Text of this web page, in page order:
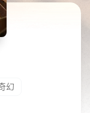
幻